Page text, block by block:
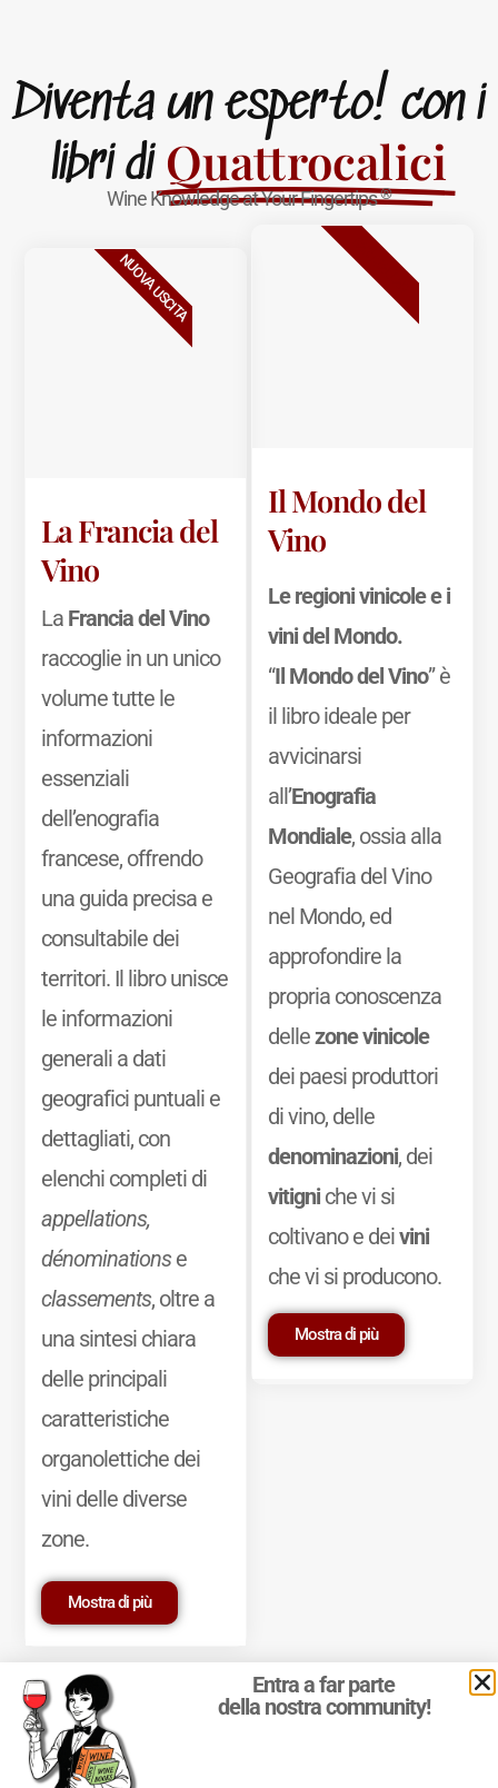
Diventa un esperto! con i
libri di Quattrocalici
Wine Knowledge at Your Fingertips®
La Francia del
Vino
La Francia del Vino
raccoglie in un unico
volume tutte le
informazioni
essenziali
dell’enografia
francese, offrendo
una guida precisa e
consultabile dei
territori. Il libro unisce
le informazioni
generali a dati
geografici puntuali e
dettagliati, con
elenchi completi di
appellations,
dénominationse
classements, oltre a
una sintesi chiara
delle principali
caratteristiche
organolettiche dei
vini delle diverse
zone.
Mostra di più
NUOVA USCITA
Il Mondo del
Vino
Le regioni vinicole e i
vini del Mondo.
“Il Mondo del Vino” è
il libro ideale per
avvicinarsi
all’Enografia
Mondiale, ossia alla
Geografia del Vino
nel Mondo, ed
approfondire la
propria conoscenza
dellezone vinicole
dei paesi produttori
di vino, delle
denominazioni, dei
vitigniche vi si
coltivano e deivini
che vi si producono.
Mostra di più
BESTSELLER
Entra a far parte
della nostra community!